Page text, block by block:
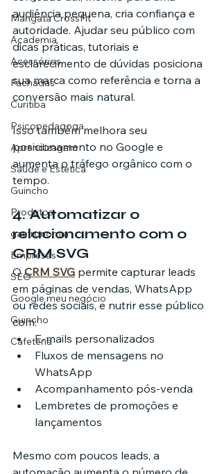
Mangata CrossFit
Academia
Acessórios
Fachadas
Curitiba
Psicopedagoga
Aprendizagem
Saúde e Estética
Guincho
Produtos
gastronomia
Empresas
SEO
Google meu negócio
Guincho
Cafeteria
audiência pequena, cria confiança e
autoridade. Ajudar seu público com
dicas práticas, tutoriais e
esclarecimento de dúvidas posiciona
sua marca como referência e torna a
conversão mais natural.
Isso também melhora seu
posicionamento no Google e
aumenta o tráfego orgânico com o
tempo.
4. Automatizar o
relacionamento com o
CRM SVG
O CRM SVG permite capturar leads
em páginas de vendas, WhatsApp
ou redes sociais, e nutrir esse público
com:
E-mails personalizados
Fluxos de mensagens no
WhatsApp
Acompanhamento pós-venda
Lembretes de promoções e
lançamentos
Mesmo com poucos leads, a